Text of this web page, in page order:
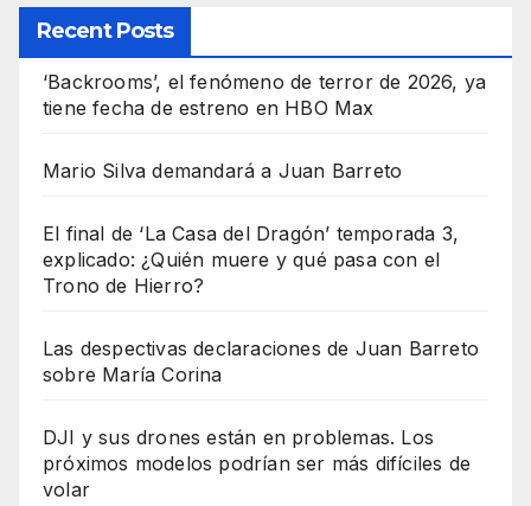
Recent Posts
‘Backrooms’, el fenómeno de terror de 2026, ya
tiene fecha de estreno en HBO Max
Mario Silva demandará a Juan Barreto
El final de ‘La Casa del Dragón’ temporada 3,
explicado: ¿Quién muere y qué pasa con el
Trono de Hierro?
Las despectivas declaraciones de Juan Barreto
sobre María Corina
DJI y sus drones están en problemas. Los
próximos modelos podrían ser más difíciles de
volar